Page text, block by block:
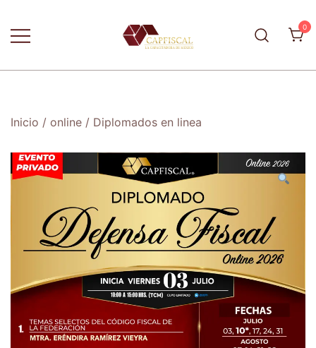
content
0
Inicio / online / Diplomados en linea